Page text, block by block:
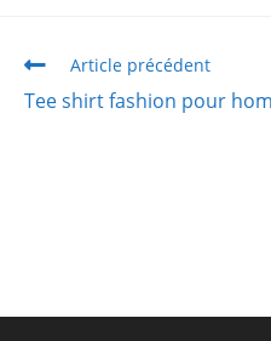
Article précédent
Tee shirt fashion pour